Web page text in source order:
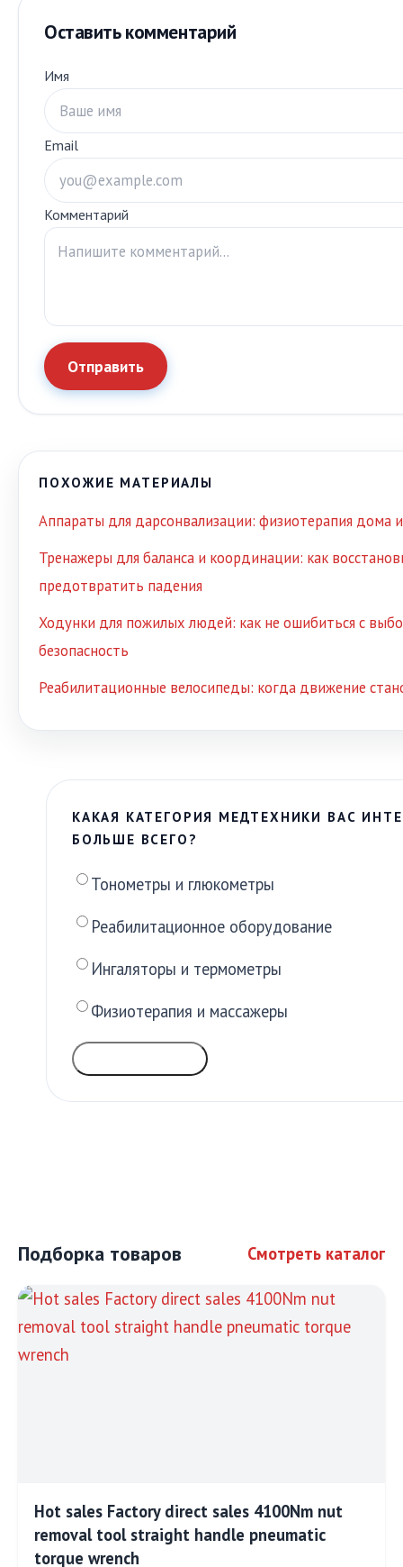
Оставить комментарий
Имя
Email
Комментарий
Отправить
ПОХОЖИЕ МАТЕРИАЛЫ
Аппараты для дарсонвализации: физиотерапия дома
Тренажеры для баланса и координации: как
предотвратить падения
Ходунки для пожилых людей: как не ошибиться с
безопасность
Реабилитационные велосипеды: когда движение
КАКАЯ КАТЕГОРИЯ МЕДТЕХНИКИ ВАС
БОЛЬШЕ ВСЕГО?
Тонометры и глюкометры
Реабилитационное оборудование
Ингаляторы и термометры
Физиотерапия и массажеры
Подборка товаров Смотреть каталог
Hot sales Factory direct sales 4100Nm nut
removal tool straight handle pneumatic
torque wrench